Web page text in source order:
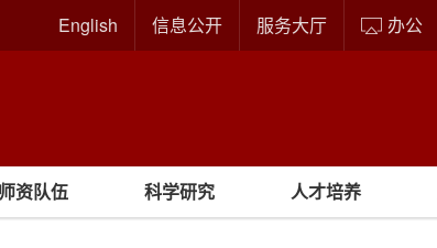
English 信息公开 服务大厅 办公
师资队伍 科学研究 人才培养